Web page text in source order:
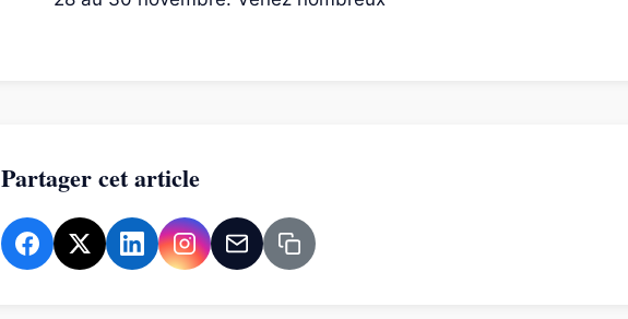
Partager cet article